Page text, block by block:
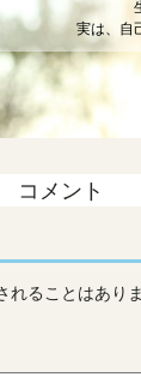
づらさを感じますよ
定感を高める方法
もっと読む
コメント
れることはありま